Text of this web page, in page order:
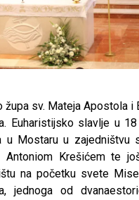
župa sv. Mateja Apostola
Euharistijsko slavlje u
Mostaru u zajedništvu
Antoniom Krešićem te
na početku svete
jednoga od